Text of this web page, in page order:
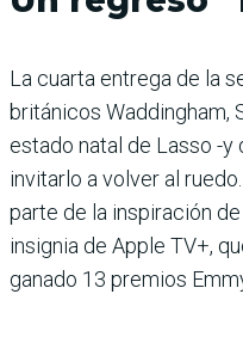
La cuarta entrega de la
británicos Waddingham,
estado natal de Lasso -y
invitarlo a volver al
parte de la inspiración
insignia de Apple TV+,
ganado 13 premios